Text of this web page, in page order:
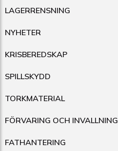
LAGERRENSNING
NYHETER
KRISBEREDSKAP
SPILLSKYDD
TORKMATERIAL
FÖRVARING OCH INVALLNING
FATHANTERING